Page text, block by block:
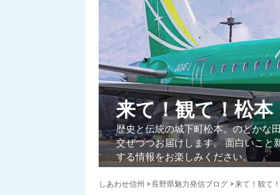
来て！観て！松本
歴史と伝統の城下町松本。のどかな
交ぜつつお届けします。 面白いこと
する情報をお楽しみください。
しあわせ信州 >長野県魅力発信ブログ >来て！観て